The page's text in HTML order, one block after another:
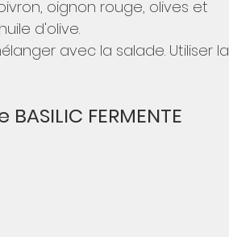
oignon rouge, olives et
d'olive.
avec la salade. Utiliser la
BASILIC FERMENTE